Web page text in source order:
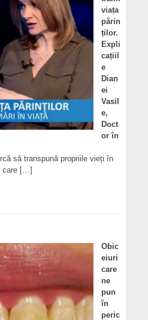
viața
părin
ților.
Expli
cațiil
e
Dian
ei
Vasil
e,
Doct
or în
să transpună propriile vieți în
care […]
Obic
eiuri
care
ne
pun
în
peric